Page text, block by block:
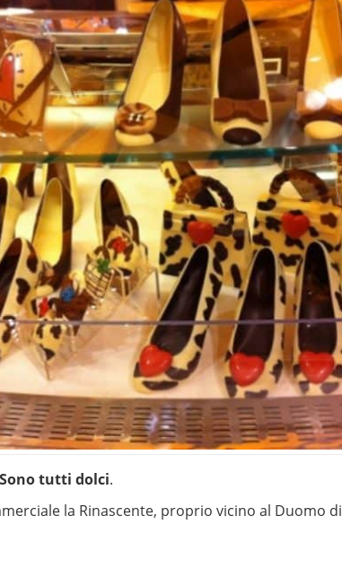
Sono tutti dolci.
la Rinascente, proprio vicino al Duomo di